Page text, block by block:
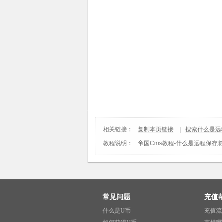
相关链接： 复制本页链接
搜索什么是
教程说明：
帝国Cms教程-什么是远程保存
常见问题
什么是U币
充值
充值